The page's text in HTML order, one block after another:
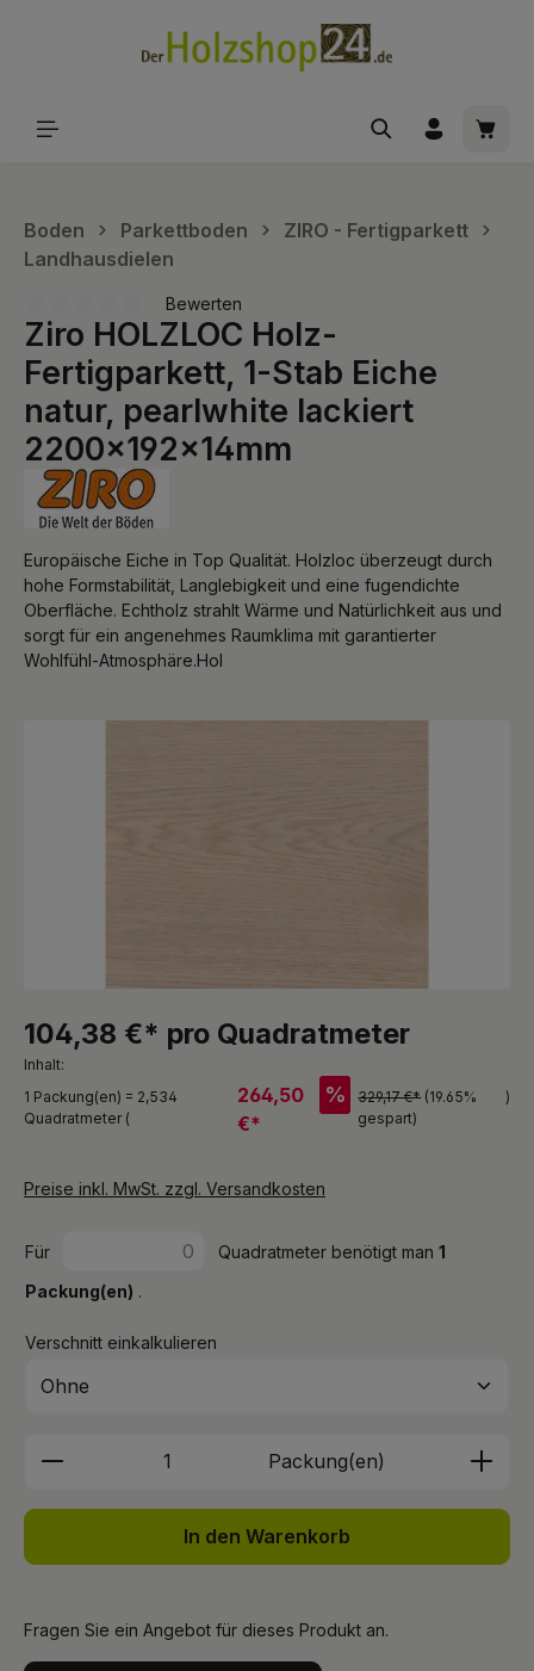
Boden Parkettboden
ZIRO - Fertigparkett
Landhausdielen
Durchschnittliche Bewertung von 0 von 5 Sternen
Bewerten
Ziro HOLZLOC Holz-
Fertigparkett, 1-Stab Eiche
natur, pearlwhite lackiert
2200x192x14mm
Europäische Eiche in Top Qualität. Holzloc überzeugt durch
hohe Formstabilität, Langlebigkeit und eine fugendichte
Oberfläche. Echtholz strahlt Wärme und Natürlichkeit aus und
sorgt für ein angenehmes Raumklima mit garantierter
Wohlfühl-Atmosphäre.Hol
104,38 €* pro Quadratmeter
Inhalt:
1 Packung(en) = 2,534
Quadratmeter (
264,50
€*
% 329,17 €* (19.65%
gespart)
)
Preise inkl. MwSt. zzgl. Versandkosten
Für Quadratmeter benötigt man 1
Packung(en) .
Verschnitt einkalkulieren
Produkt Anzahl: Gib den
Packung(en)
In den Warenkorb
Fragen Sie ein Angebot für dieses Produkt an.